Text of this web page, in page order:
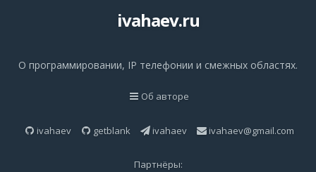
ivahaev.ru
О программировании, IP телефонии и смежных областях.
Об авторе
ivahaev getblank ivahaev ivahaev@gmail.com
Партнёры: